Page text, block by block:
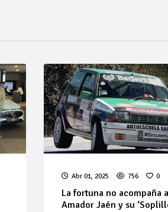
Abr 01, 2025 756 0
La fortuna no acompaña
Amador Jaén y su